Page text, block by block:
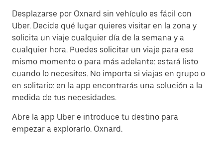
Desplazarse por Oxnard sin vehículo es fácil con
Uber. Decide qué lugar quieres visitar en la zona y
solicita un viaje cualquier día de la semana y a
cualquier hora. Puedes solicitar un viaje para ese
mismo momento o para más adelante: estará listo
cuando lo necesites. No importa si viajas en grupo o
en solitario: en la app encontrarás una solución a la
medida de tus necesidades.
Abre la app Uber e introduce tu destino para
empezar a explorarlo. Oxnard.